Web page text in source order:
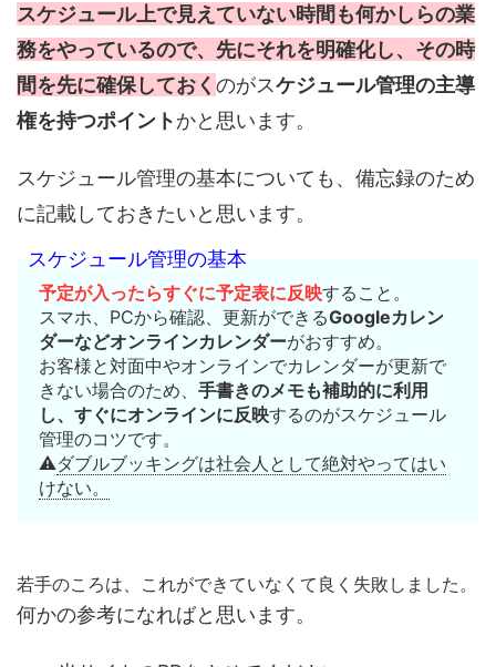
スケジュール上で見えていない時間も何かしらの業
務をやっているので、先にそれを明確化し、その時
間を先に確保しておく のがスケジュール管理の主導
権を持つポイントかと思います。
スケジュール管理の基本についても、備忘録のため
に記載しておきたいと思います。
スケジュール管理の基本
予定が入ったらすぐに予定表に反映すること。
スマホ、PCから確認、更新ができるGoogleカレン
ダーなどオンラインカレンダーがおすすめ。
お客様と対面中やオンラインでカレンダーが更新で
きない場合のため、 手書きのメモも補助的に利用
し、すぐにオンラインに反映するのがスケジュール
管理のコツです。
⚠ダブルブッキングは社会人として絶対やってはい
けない。
若手のころは、これができていなくて良く失敗しました。
何かの参考になればと思います。